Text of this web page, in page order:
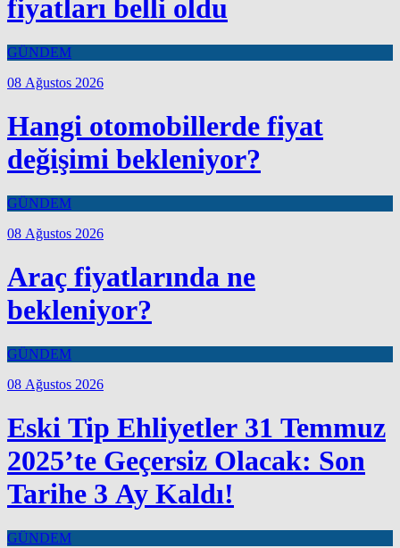
fiyatları belli oldu
GÜNDEM
08 Ağustos 2026
Hangi otomobillerde fiyat
değişimi bekleniyor?
GÜNDEM
08 Ağustos 2026
Araç fiyatlarında ne
bekleniyor?
GÜNDEM
08 Ağustos 2026
Eski Tip Ehliyetler 31 Temmuz
2025’te Geçersiz Olacak: Son
Tarihe 3 Ay Kaldı!
GÜNDEM